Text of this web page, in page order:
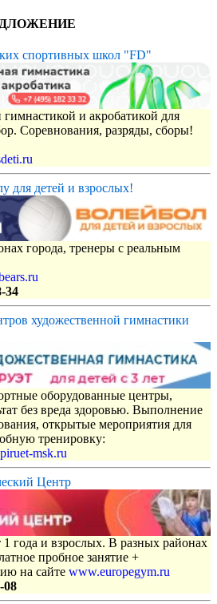
спортивных школ "FD"
и акробатикой для
Соревнования, разряды, сборы!
для детей и взрослых!
города, тренеры с реальным
34
художественной гимнастики
оборудованные центры,
без вреда здоровью. Выполнение
открытые мероприятия для
тренировку:
msk.ru
Центр
1 года и взрослых. В разных районах
пробное занятие +
на сайте www.europegym.ru
08